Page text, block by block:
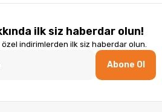
ilk siz haberdar olun!
indirimlerden ilk siz haberdar olun.
Abone Ol